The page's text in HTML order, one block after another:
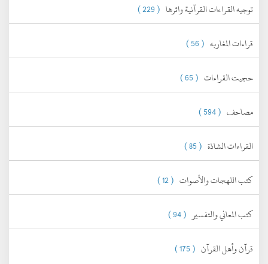
توجيه القراءات القرآنية واثرها ( 229 )
قراءات المغاربه ( 56 )
حجيت القراءات ( 65 )
مصاحف ( 594 )
القراءات الشاذة ( 85 )
كتب اللهجات والأصوات ( 12 )
كتب المعاني والتفسير ( 94 )
قرآن وأهل القرآن ( 175 )